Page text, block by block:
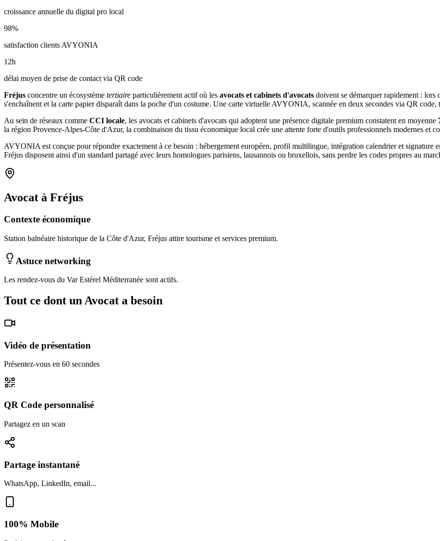
croissance annuelle du digital pro local
98%
satisfaction clients AVYONIA
12h
délai moyen de prise de contact via QR code
Fréjus concentre un écosystème tertiaire particulièrement actif où les avocats et cabinets d'avocats doivent se démarquer rapidement : lors
s'enchaînent et la carte papier disparaît dans la poche d'un costume. Une carte virtuelle AVYONIA, scannée en deux secondes via QR
Au sein de réseaux comme CCI locale, les avocats et cabinets d'avocats qui adoptent une présence digitale premium constatent en moyenne
la région Provence-Alpes-Côte d'Azur, la combinaison du tissu économique local crée une attente forte d'outils professionnels modernes et
AVYONIA est conçue pour répondre exactement à ce besoin : hébergement européen, profil multilingue, intégration calendrier et signature
Fréjus disposent ainsi d'un standard partagé avec leurs homologues parisiens, lausannois ou bruxellois, sans perdre les codes propres au
Avocat à Fréjus
Contexte économique
Station balnéaire historique de la Côte d'Azur, Fréjus attire tourisme et services premium.
Astuce networking
Les rendez-vous du Var Estérel Méditerranée sont actifs.
Tout ce dont un Avocat a besoin
Vidéo de présentation
Présentez-vous en 60 secondes
QR Code personnalisé
Partagez en un scan
Partage instantané
WhatsApp, LinkedIn, email...
100% Mobile